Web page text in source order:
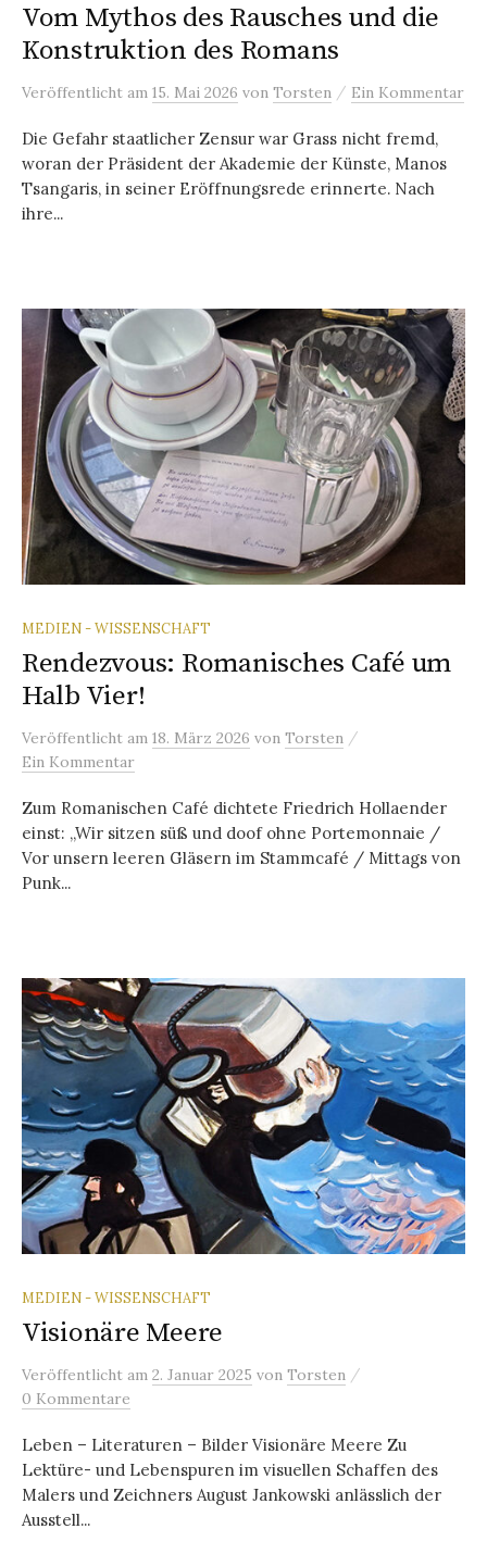
Vom Mythos des Rausches und die
Konstruktion des Romans
Veröffentlicht am 15. Mai 2026 von Torsten / Ein Kommentar
Die Gefahr staatlicher Zensur war Grass nicht fremd,
woran der Präsident der Akademie der Künste, Manos
Tsangaris, in seiner Eröffnungsrede erinnerte. Nach
ihre...
MEDIEN - WISSENSCHAFT
Rendezvous: Romanisches Café um
Halb Vier!
Veröffentlicht am 18. März 2026 von Torsten /
Ein Kommentar
Zum Romanischen Café dichtete Friedrich Hollaender
einst: „Wir sitzen süß und doof ohne Portemonnaie /
Vor unsern leeren Gläsern im Stammcafé / Mittags von
Punk...
MEDIEN - WISSENSCHAFT
Visionäre Meere
Veröffentlicht am 2. Januar 2025 von Torsten /
0 Kommentare
Leben – Literaturen – Bilder Visionäre Meere Zu
Lektüre- und Lebenspuren im visuellen Schaffen des
Malers und Zeichners August Jankowski anlässlich der
Ausstell...